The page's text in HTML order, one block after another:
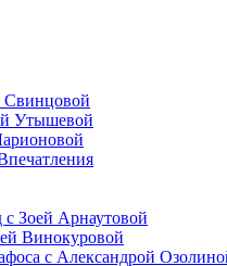
Свинцовой
Утышевой
Зоей Арнаутовой
Винокуровой
с Александрой